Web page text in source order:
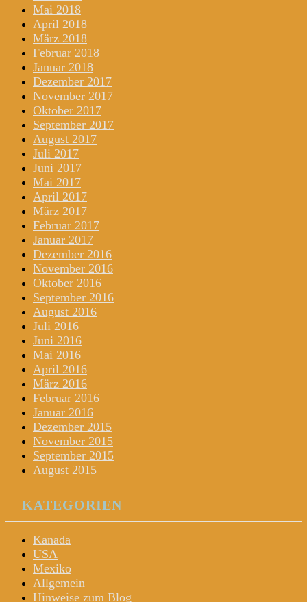
Mai 2018
April 2018
März 2018
Februar 2018
Januar 2018
Dezember 2017
November 2017
Oktober 2017
September 2017
August 2017
Juli 2017
Juni 2017
Mai 2017
April 2017
März 2017
Februar 2017
Januar 2017
Dezember 2016
November 2016
Oktober 2016
September 2016
August 2016
Juli 2016
Juni 2016
Mai 2016
April 2016
März 2016
Februar 2016
Januar 2016
Dezember 2015
November 2015
September 2015
August 2015
KATEGORIEN
Kanada
USA
Mexiko
Allgemein
Hinweise zum Blog